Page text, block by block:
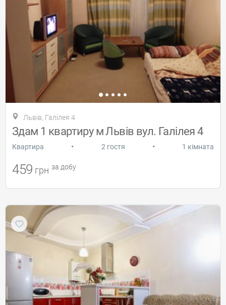
Львів, Галілея 4
Здам 1 квартиру м Львів вул. Галілея 4
Квартира • 2 гостя • 1 кімната
459 грн за добу